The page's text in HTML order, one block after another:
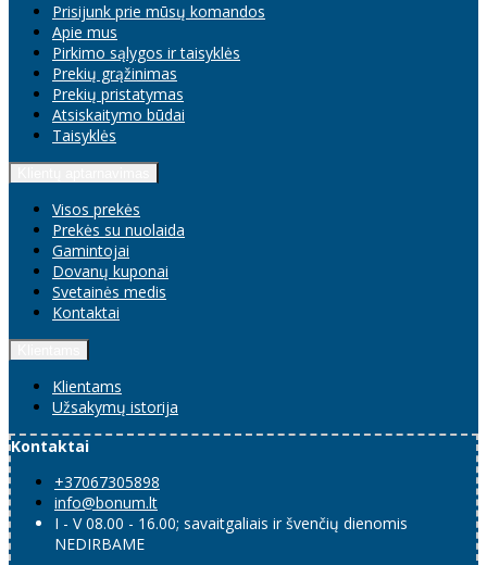
Prisijunk prie mūsų komandos
Apie mus
Pirkimo sąlygos ir taisyklės
Prekių grąžinimas
Prekių pristatymas
Atsiskaitymo būdai
Taisyklės
Visos prekės
Prekės su nuolaida
Gamintojai
Dovanų kuponai
Svetainės medis
Kontaktai
Klientams
Užsakymų istorija
Kontaktai
+37067305898
info@bonum.lt
I - V 08.00 - 16.00; savaitgaliais ir švenčių dienomis
NEDIRBAME